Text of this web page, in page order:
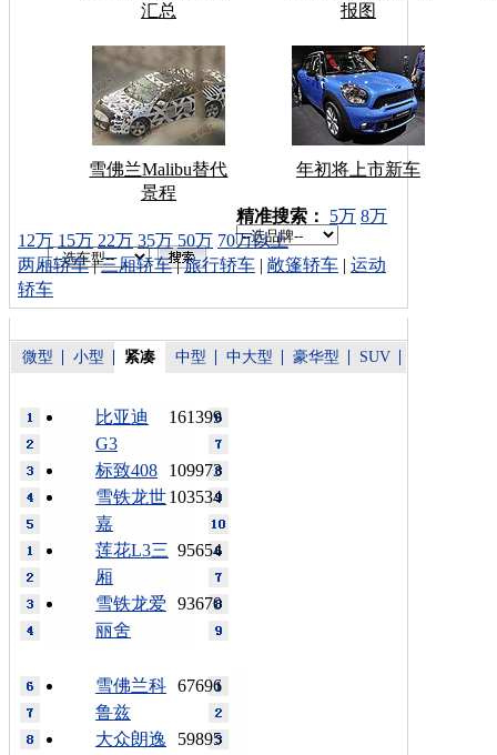
汇总
报图
雪佛兰Malibu替代
景程
年初将上市新车
车型搜索：
精准搜索： 5万 8万
12万 15万 22万 35万 50万 70万以上
两厢轿车|三厢轿车|旅行轿车 | 敞篷轿车 | 运动
轿车
微型 小型 紧凑 中型 中大型 豪华型 SUV
161399
比亚迪
G3
109973
标致408
103534
雪铁龙世
嘉
95654
莲花L3三
厢
93670
雪铁龙爱
丽舍
67696
雪佛兰科
鲁兹
59895
大众朗逸